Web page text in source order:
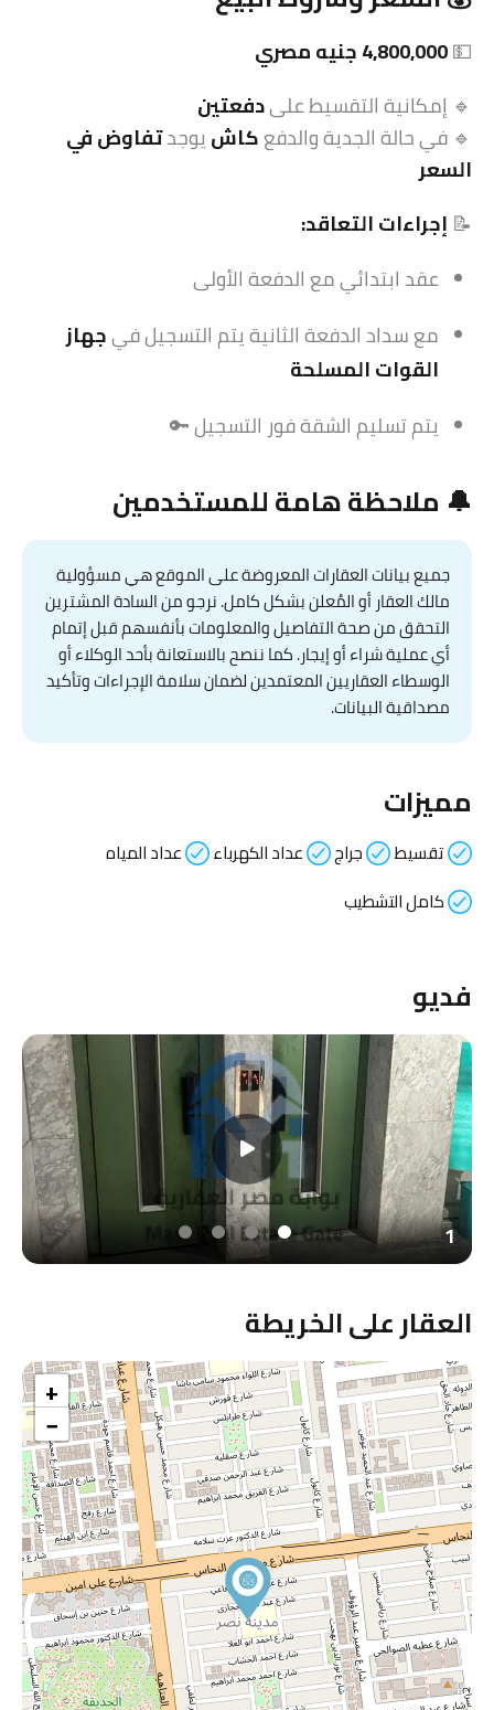
💵4,800,000 جنيه مصري
🔹 إمكانية التقسيط علىدفعتين
🔹 في حالة الجدية والدفعكاش يوجدتفاوض في
السعر
📝 إجراءات التعاقد:
عقد ابتدائي مع الدفعة الأولى
مع سداد الدفعة الثانية يتم التسجيل فيجهاز
القوات المسلحة
يتم تسليم الشقة فور التسجيل 🔑
🔔 ملاحظة هامة للمستخدمين
جميع بيانات العقارات المعروضة على الموقع هي مسؤولية
مالك العقار أو المُعلن بشكل كامل. نرجو من السادة المشترين
التحقق من صحة التفاصيل والمعلومات بأنفسهم قبل إتمام
أي عملية شراء أو إيجار. كما ننصح بالاستعانة بأحد الوكلاء أو
الوسطاء العقاريين المعتمدين لضمان سلامة الإجراءات وتأكيد
مصداقية البيانات.
مميزات
تقسيط جراج عداد الكهرباء
عداد المياه
كامل التشطيب
فديو
1
العقار على الخريطة
+
−